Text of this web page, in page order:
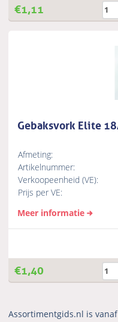
€1,11
Gebaksvork Elite
Afmeting:
Artikelnummer:
Verkoopeenheid (VE):
Prijs per VE:
Meer informatie
€1,40
Assortimentgids.nl is